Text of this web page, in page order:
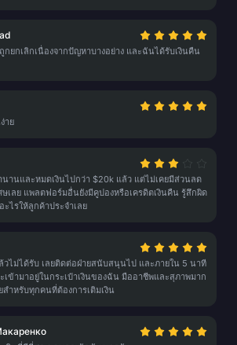
ยกเลิกเนื่องจากปัญหาบางอย่าง และฉันได้รับเงินคืน
าย
นานและหมดเงินไปกว่า $20k แล้ว แต่ไม่เคยมีส่วนลด
เลย แพลตฟอร์มอื่นยังมีคูปองหรือเครดิตเงินคืน รู้สึกผิด
ะไรให้ลูกค้าประจำเลย
วไม่ได้รับ เลยติดต่อฝ่ายสนับสนุนไป และภายใน 5 นาที
เข้ามาอยู่ในกระเป๋าเงินของฉัน มืออาชีพและสุภาพมาก
ำหรับทุกคนที่ต้องการเติมเงิน